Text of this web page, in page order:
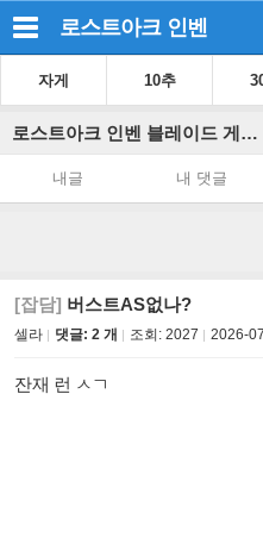
로스트아크 인벤
자게 10추
로스트아크 인벤 블레이드 게시판
내글 내 댓글
[잡담] 버스트AS없나?
셀라 댓글: 2 개 조회: 2027 2026-
잔재 런 ㅅㄱ